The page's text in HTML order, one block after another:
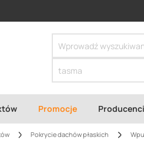
Promocje Producenci
Pokrycie dachów płaskich